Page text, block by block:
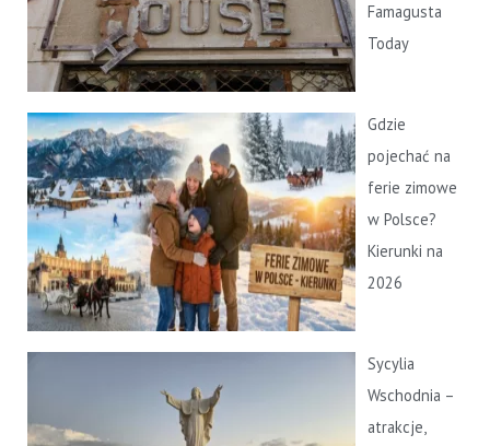
Famagusta
Today
Gdzie
pojechać na
ferie zimowe
w Polsce?
Kierunki na
2026
Sycylia
Wschodnia –
atrakcje,